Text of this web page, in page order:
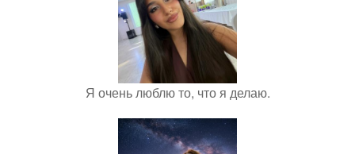
Я очень люблю то, что я делаю.